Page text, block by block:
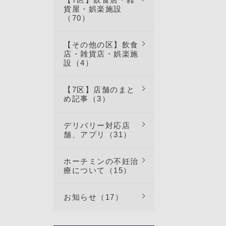
貨屋・娯楽施設
（70）
【その他の区】飲食
店・雑貨店・娯楽施
設（4）
【7区】店舗のまと
め記事（3）
デリバリー対応店
舗、アプリ（31）
ホーチミンの不妊治
療について（15）
お知らせ（17）